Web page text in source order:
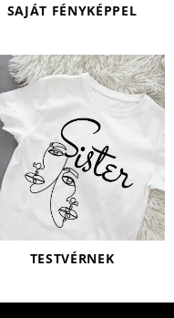
SAJÁT FÉNYKÉPPEL
TESTVÉRNEK